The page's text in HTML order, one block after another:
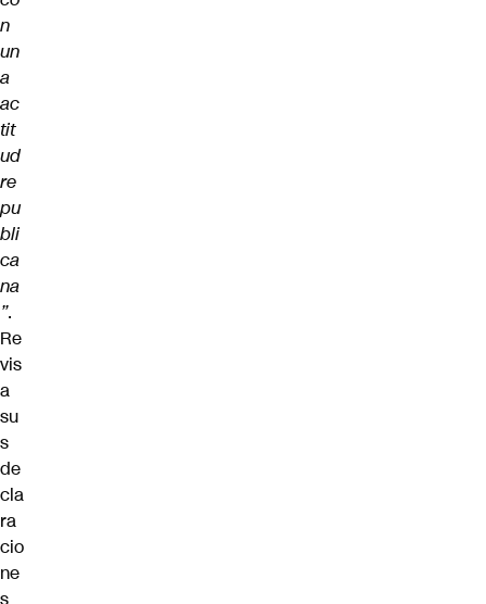
n
un
a
ac
tit
ud
re
pu
bli
ca
na
”.
Re
vis
a
su
s
de
cla
ra
cio
ne
s